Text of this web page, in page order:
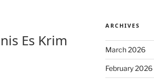
Es Krim
ARCHIVES
March 2026
February 2026